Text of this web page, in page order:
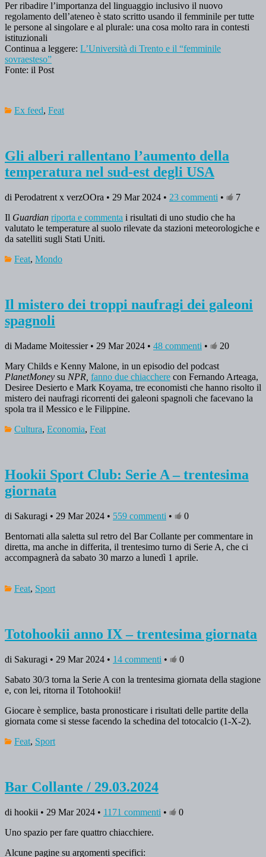
Per ribadire l’importanza del linguaggio inclusivo il nuovo
regolamento dell’ateneo è stato scritto usando il femminile per tutte
le persone al singolare e al plurale: una cosa molto rara in contesti
istituzionali
Continua a leggere: L’Università di Trento e il “femminile
sovraesteso”
Fonte: il Post
Ex feed, Feat
Gli alberi rallentano l’aumento della
temperatura nel sud-est degli USA
di Perodatrent x verzOOra • 29 Mar 2024 • 23 commenti •
7
Il Guardian riporta e commenta i risultati di uno studio che ha
valutato le temperature al suolo rilevate da stazioni meteorologiche e
da satelliti sugli Stati Uniti.
Feat, Mondo
Il mistero dei troppi naufragi dei galeoni
spagnoli
di Madame Moitessier • 29 Mar 2024 • 48 commenti •
20
Mary Childs e Kenny Malone, in un episodio del podcast
PlanetMoney su NPR, fanno due chiacchere con Fernando Arteaga,
Desiree Desierto e Mark Koyama, tre economisti che hanno risolto il
mistero dei naufragi ricorrenti dei galeoni spagnoli che facevano la
spola tra il Messico e le Filippine.
Cultura, Economia, Feat
Hookii Sport Club: Serie A – trentesima
giornata
di Sakuragi • 29 Mar 2024 • 559 commenti •
0
Bentornati alla saletta sul retro del Bar Collante per commentare in
diretta, ma anche in differita, il trentesimo turno di Serie A, che ci
accompagnerà da sabato 30 marzo a lunedì 1 aprile.
Feat, Sport
Totohookii anno IX – trentesima giornata
di Sakuragi • 29 Mar 2024 • 14 commenti •
0
Sabato 30/3 torna la Serie A con la trentesima giornata della stagione
e, con lei, ritorna il Totohookii!
Giocare è semplice, basta pronosticare i risultati delle partite della
giornata come si stesse facendo la schedina del totocalcio (1-X-2).
Feat, Sport
Bar Collante / 29.03.2024
di hookii • 29 Mar 2024 • 1171 commenti •
0
Uno spazio per fare quattro chiacchiere.
Alcune pagine su argomenti specifici: